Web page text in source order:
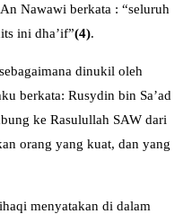
Nawawi berkata : “seluruh
ini dha’if”(4).
dinukil oleh
berkata: Rusydin bin Sa’ad
ke Rasulullah SAW dari
orang yang kuat, dan yang
menyatakan di dalam